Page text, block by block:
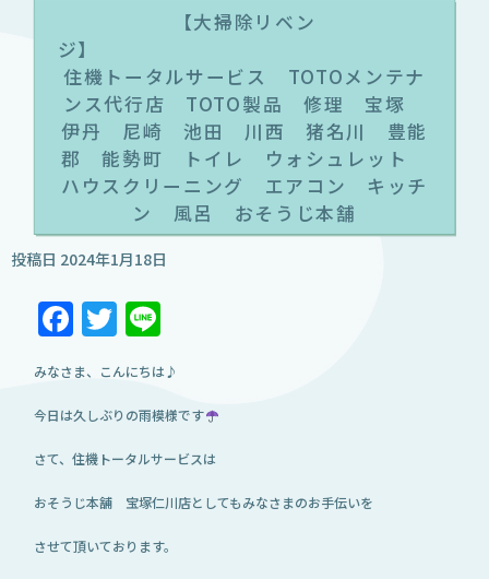
【大掃除リベン
住機トータルサービス TOTOメンテナ
ンス代行店 TOTO製品 修理 宝塚
伊丹 尼崎 池田 川西 猪名川 豊能
郡 能勢町 トイレ ウォシュレット
ハウスクリーニング エアコン キッチ
ン 風呂 おそうじ本舗
投稿日 2024年1月18日
Facebook
Twitter
みなさま、こんにちは♪
今日は久しぶりの雨模様です
さて、住機トータルサービスは
おそうじ本舗 宝塚仁川店としてもみなさまのお手伝いを
させて頂いております。